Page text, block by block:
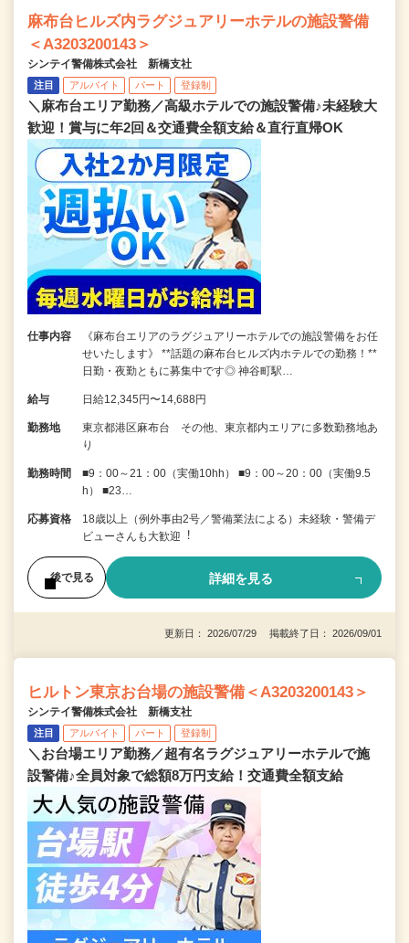
麻布台ヒルズ内ラグジュアリーホテルの施設警備
＜A3203200143＞
シンテイ警備株式会社 新橋支社
注目 アルバイト パート 登録制
＼麻布台エリア勤務／高級ホテルでの施設警備♪未経験大
歓迎！賞与に年2回＆交通費全額支給＆直行直帰OK
仕事内容
《麻布台エリアのラグジュアリーホテルでの施設警備をお任
せいたします》 **話題の麻布台ヒルズ内ホテルでの勤務！**
日勤・夜勤ともに募集中です◎ 神谷町駅…
給与 日給12,345円〜14,688円
勤務地
東京都港区麻布台 その他、東京都内エリアに多数勤務地あ
り
勤務時間
■9：00～21：00（実働10hh） ■9：00～20：00（実働9.5
h） ■23…
応募資格
18歳以上（例外事由2号／警備業法による）未経験・警備デ
ビューさんも⼤歓迎︕
後で見る 詳細を見る
更新日： 2026/07/29 掲載終了日： 2026/09/01
ヒルトン東京お台場の施設警備＜A3203200143＞
シンテイ警備株式会社 新橋支社
注目 アルバイト パート 登録制
＼お台場エリア勤務／超有名ラグジュアリーホテルで施
設警備♪全員対象で総額8万円支給！交通費全額支給